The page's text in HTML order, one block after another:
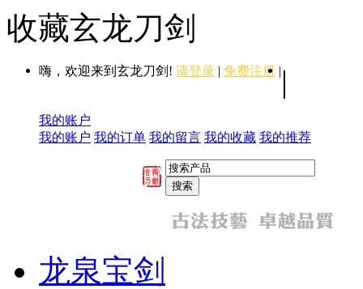
收藏玄龙刀剑
嗨，欢迎来到玄龙刀剑! 请登录 | 免费注册 | |
我的账户
我的账户 我的订单 我的留言 我的收藏 我的推荐
龙泉宝剑